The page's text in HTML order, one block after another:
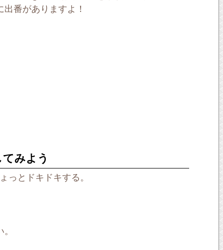
番がありますよ！
みよう
っとドキドキする。